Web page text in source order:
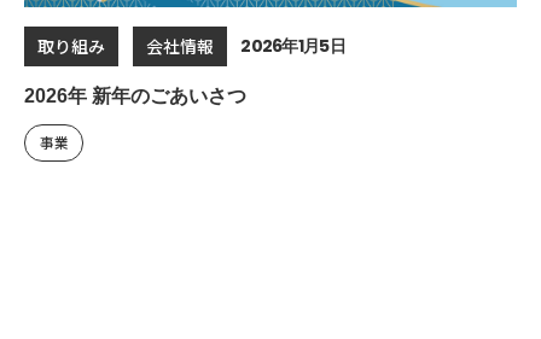
取り組み 会社情報 2026年1月5日
2026年 新年のごあいさつ
事業